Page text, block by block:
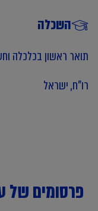
השכלה
תואר ראשון בכלכלה
רו"ח, ישראל
פרסומים של